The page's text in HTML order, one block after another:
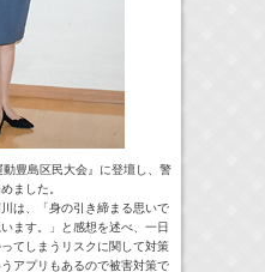
豊島区民大会』に登壇し、警
ました。
は、「身の引き締まる思いで
ます。」と感想を述べ、一日
てしまうリスクに関して対策
アプリもあるので被害対策で